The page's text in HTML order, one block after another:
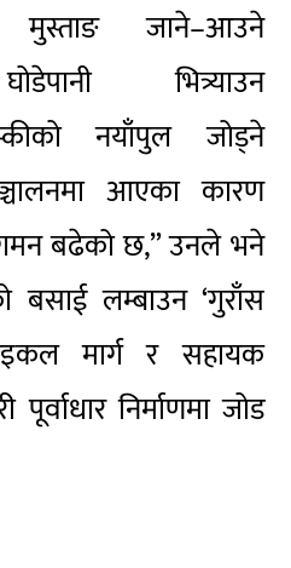
मुस्ताङ जाने–आउने
भित्र्याउन
नयाँपुल जोड्ने
आएका कारण
बढेको छ,” उनले भने
बसाई लम्बाउन ‘गुराँस
मार्ग र सहायक
निर्माणमा जोड